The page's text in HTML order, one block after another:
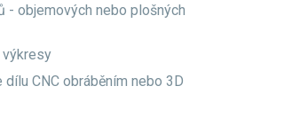
- objemových nebo plošných
výkresy
CNC obráběním nebo 3D